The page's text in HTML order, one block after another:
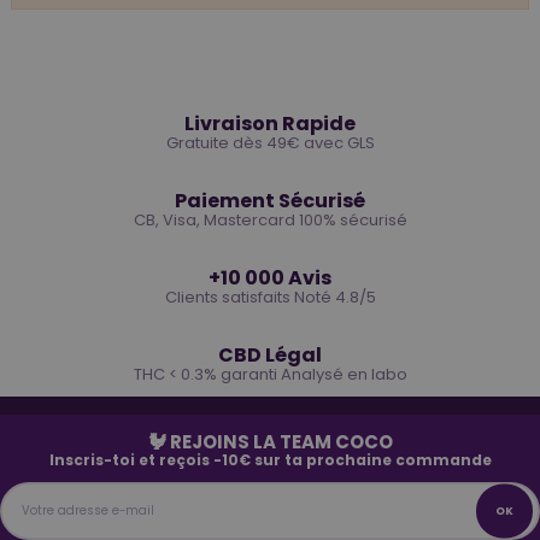
Livraison Rapide
Gratuite dès 49€ avec GLS
Paiement Sécurisé
CB, Visa, Mastercard 100% sécurisé
+10 000 Avis
Clients satisfaits Noté 4.8/5
CBD Légal
THC < 0.3% garanti Analysé en labo
🐓 REJOINS LA TEAM COCO
Inscris-toi et reçois -10€ sur ta prochaine commande